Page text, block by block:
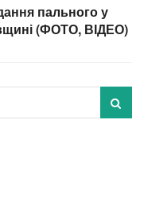
пального у
(ФОТО, ВІДЕО)